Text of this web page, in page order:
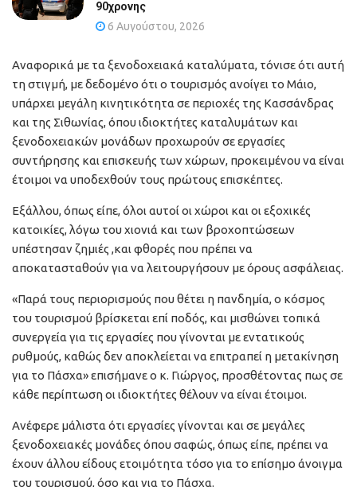
90χρονης
6 Αυγούστου, 2026
Αναφορικά με τα ξενοδοχειακά καταλύματα, τόνισε ότι αυτή
τη στιγμή, με δεδομένο ότι ο τουρισμός ανοίγει το Μάιο,
υπάρχει μεγάλη κινητικότητα σε περιοχές της Κασσάνδρας
και της Σιθωνίας, όπου ιδιοκτήτες καταλυμάτων και
ξενοδοχειακών μονάδων προχωρούν σε εργασίες
συντήρησης και επισκευής των χώρων, προκειμένου να είναι
έτοιμοι να υποδεχθούν τους πρώτους επισκέπτες.
Εξάλλου, όπως είπε, όλοι αυτοί οι χώροι και οι εξοχικές
κατοικίες, λόγω του χιονιά και των βροχοπτώσεων
υπέστησαν ζημιές ,και φθορές που πρέπει να
αποκατασταθούν για να λειτουργήσουν με όρους ασφάλειας.
«Παρά τους περιορισμούς που θέτει η πανδημία, ο κόσμος
του τουρισμού βρίσκεται επί ποδός, και μισθώνει τοπικά
συνεργεία για τις εργασίες που γίνονται με εντατικούς
ρυθμούς, καθώς δεν αποκλείεται να επιτραπεί η μετακίνηση
για το Πάσχα» επισήμανε ο κ. Γιώργος, προσθέτοντας πως σε
κάθε περίπτωση οι ιδιοκτήτες θέλουν να είναι έτοιμοι.
Ανέφερε μάλιστα ότι εργασίες γίνονται και σε μεγάλες
ξενοδοχειακές μονάδες όπου σαφώς, όπως είπε, πρέπει να
έχουν άλλου είδους ετοιμότητα τόσο για το επίσημο άνοιγμα
του τουρισμού, όσο και για το Πάσχα.